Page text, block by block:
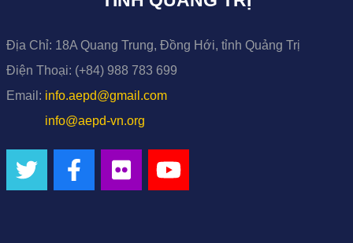
Địa Chỉ: 18A Quang Trung, Đồng Hới, tỉnh Quảng Trị
Điện Thoại: (+84) 988 783 699
Email: info.aepd@gmail.com
info@aepd-vn.org